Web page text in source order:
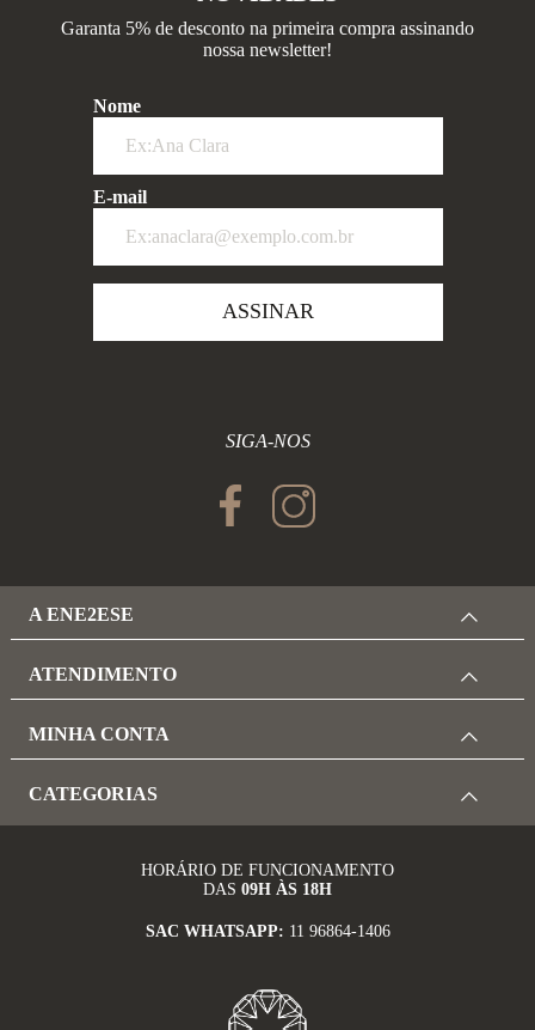
Garanta 5% de desconto na primeira compra assinando
nossa newsletter!
Nome
E-mail
ASSINAR
SIGA-NOS
A ENE2ESE
ATENDIMENTO
MINHA CONTA
CATEGORIAS
HORÁRIO DE FUNCIONAMENTO
DAS 09H ÀS 18H
SAC WHATSAPP: 11 96864-1406